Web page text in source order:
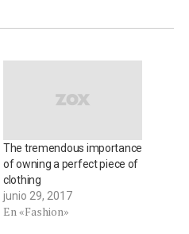
The tremendous importance
of owning a perfect piece of
clothing
junio 29, 2017
En «Fashion»